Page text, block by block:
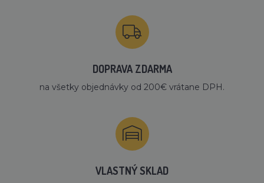
DOPRAVA ZDARMA
na všetky objednávky od 200€ vrátane DPH.
VLASTNÝ SKLAD